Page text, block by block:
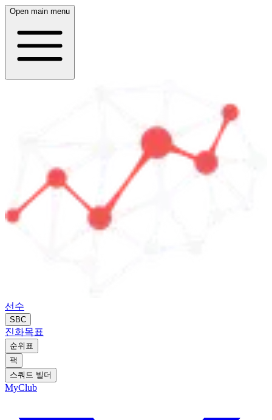
Open main menu
선수
SBC
진화목표
순위표
팩
스쿼드 빌더
MyClub